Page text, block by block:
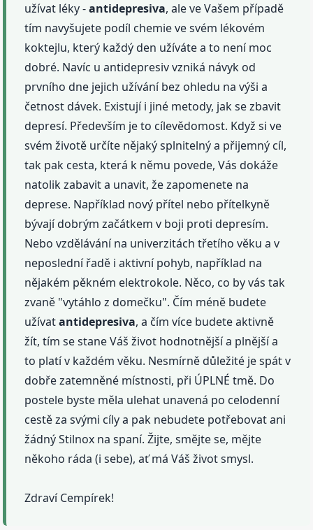
užívat léky -antidepresiva, ale ve Vašem případě
tím navyšujete podíl chemie ve svém lékovém
koktejlu, který každý den užíváte a to není moc
dobré. Navíc u antidepresiv vzniká návyk od
prvního dne jejich užívání bez ohledu na výši a
četnost dávek. Existují i jiné metody, jak se zbavit
depresí. Především je to cílevědomost. Když si ve
svém životě určíte nějaký splnitelný a přijemný cíl,
tak pak cesta, která k němu povede, Vás dokáže
natolik zabavit a unavit, že zapomenete na
deprese. Například nový přítel nebo přítelkyně
bývají dobrým začátkem v boji proti depresím.
Nebo vzdělávání na univerzitách třetího věku a v
neposlední řadě i aktivní pohyb, například na
nějakém pěkném elektrokole. Něco, co by vás tak
zvaně "vytáhlo z domečku". Čím méně budete
užívatantidepresiva, a čím více budete aktivně
žít, tím se stane Váš život hodnotnější a plnější a
to platí v každém věku. Nesmírně důležité je spát v
dobře zatemněné místnosti, při ÚPLNÉ tmě. Do
postele byste měla ulehat unavená po celodenní
cestě za svými cíly a pak nebudete potřebovat ani
žádný Stilnox na spaní. Žijte, smějte se, mějte
někoho ráda (i sebe), ať má Váš život smysl.
Zdraví Cempírek!